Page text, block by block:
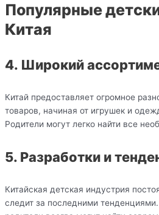
Популярные
Китая
4. Широкий
Китай предоставляет огромное
товаров, начиная от игрушек и
Родители могут легко найти все
5. Разработки и
Китайская детская индустрия
следит за последними тенденциями.